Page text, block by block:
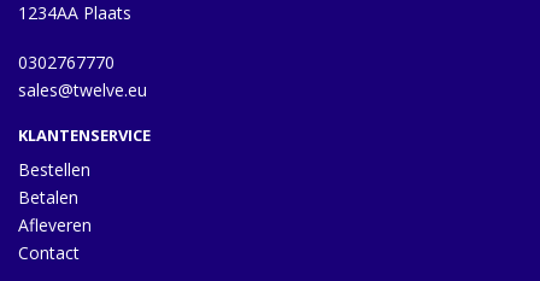
1234AA Plaats
0302767770
sales@twelve.eu
KLANTENSERVICE
Bestellen
Betalen
Afleveren
Contact